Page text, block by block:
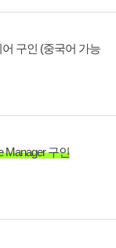
구인 (중국어 가능
Manager 구인